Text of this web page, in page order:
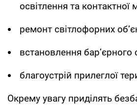
освітлення та контактної
ремонт світлофорних
встановлення
благоустрій прилеглої
Окрему увагу приділять